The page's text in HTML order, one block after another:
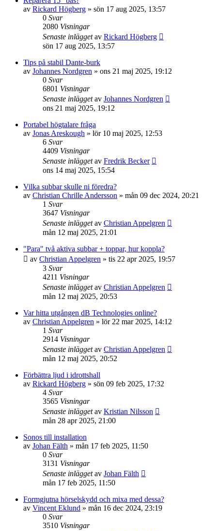
av Rickard Högberg » sön 17 aug 2025, 13:57
0 Svar
2080 Visningar
Senaste inläggetav Rickard Högberg
sön 17 aug 2025, 13:57
Tips på stabil Dante-burk
av Johannes Nordgren » ons 21 maj 2025, 19:12
0 Svar
6801 Visningar
Senaste inläggetav Johannes Nordgren
ons 21 maj 2025, 19:12
Portabel högtalare fråga
av Jonas Areskough » lör 10 maj 2025, 12:53
6 Svar
4409 Visningar
Senaste inläggetav Fredrik Becker
ons 14 maj 2025, 15:54
Vilka subbar skulle ni föredra?
av Christian Chrille Andersson » mån 09 dec 2024, 20:21
1 Svar
3647 Visningar
Senaste inläggetav Christian Appelgren
mån 12 maj 2025, 21:01
"Para" två aktiva subbar + toppar, hur koppla?
av Christian Appelgren » tis 22 apr 2025, 19:57
3 Svar
4211 Visningar
Senaste inläggetav Christian Appelgren
mån 12 maj 2025, 20:53
Var hitta utgången dB Technologies online?
av Christian Appelgren » lör 22 mar 2025, 14:12
1 Svar
2914 Visningar
Senaste inläggetav Christian Appelgren
mån 12 maj 2025, 20:52
Förbättra ljud i idrottshall
av Rickard Högberg » sön 09 feb 2025, 17:32
4 Svar
3565 Visningar
Senaste inläggetav Kristian Nilsson
mån 28 apr 2025, 21:00
Sonos till installation
av Johan Fälth » mån 17 feb 2025, 11:50
0 Svar
3131 Visningar
Senaste inläggetav Johan Fälth
mån 17 feb 2025, 11:50
Formgjutna hörselskydd och mixa med dessa?
av Vincent Eklund » mån 16 dec 2024, 23:19
0 Svar
3510 Visningar